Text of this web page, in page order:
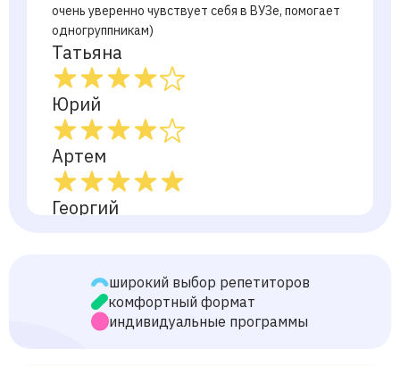
очень уверенно чувствует себя в ВУЗе, помогает
одногруппникам)
Татьяна
Юрий
Артем
Георгий
Марина
широкий выбор репетиторов
комфортный формат
индивидуальные программы